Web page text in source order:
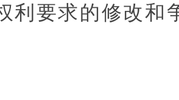
利要求的修改和